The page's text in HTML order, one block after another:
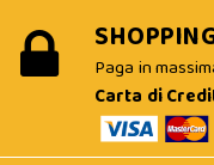
Paga in
Carta di